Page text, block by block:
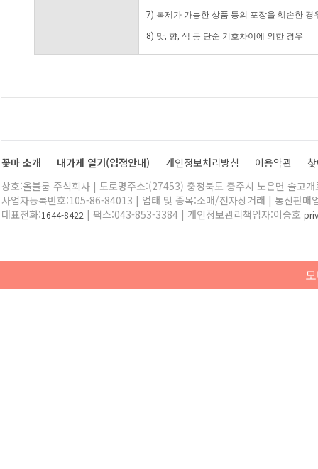
7) 복제가 가능한 상품 등의 포장을 훼손한 경
8) 맛, 향, 색 등 단순 기호차이에 의한 경우
꽃마 소개 내가게 열기(입점안내) 개인정보처리방침 이용약관
상호:올블룸 주식회사 | 도로명주소:(27453) 충청북도 충주시 노은면 솔고
사업자등록번호:105-86-84013 | 업태 및 종목:소매/전자상거래 | 통신판매
대표전화:1644-8422 | 팩스:043-853-3384 | 개인정보관리책임자:이승호